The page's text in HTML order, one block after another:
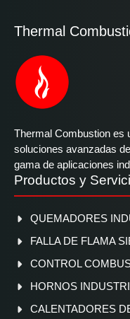
Thermal
Thermal Combustion es
soluciones avanzadas
gama de aplicaciones
Productos y
QUEMADORES
FALLA DE FLAMA
CONTROL
HORNOS
CALENTADORES